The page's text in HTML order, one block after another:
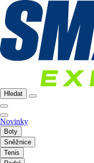
Hledat
Novinky
Boty
Sněžnice
Tenis